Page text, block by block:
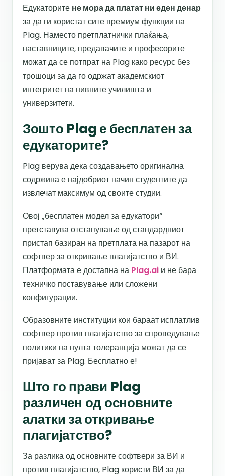
Едукаторите не мора да платат ни еден денар
за да ги користат сите премиум функции на
Plag. Наместо претплатнички плаќања,
наставниците, предавачите и професорите
можат да се потпрат на Plag како ресурс без
трошоци за да го одржат академскиот
интегритет на нивните училишта и
универзитети.
Зошто Plag е бесплатен за
едукаторите?
Plag верува дека создавањето оригинална
содржина е најдобриот начин студентите да
извлечат максимум од своите студии.
Овој „бесплатен модел за едукатори“
претставува отстапување од стандардниот
пристап базиран на претплата на пазарот на
софтвер за откривање плагијатство и ВИ.
Платформата е достапна на Plag.ai и не бара
техничко поставување или сложени
конфигурации.
Образовните институции кои бараат исплатлив
софтвер против плагијатство за спроведување
политики на нулта толеранција можат да се
пријават за Plag. Бесплатно е!
Што го прави Plag
различен од основните
алатки за откривање
плагијатство?
За разлика од основните софтвери за ВИ и
против плагијатство, Plag користи ВИ за да